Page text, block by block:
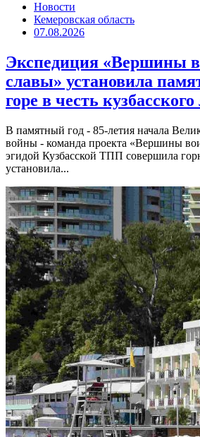
Новости
Кемеровская область
07.08.2026
Экспедиция «Вершины
славы» установила
горе в честь
В памятный год - 85-летия начала
войны - команда проекта «Вершины
эгидой Кузбасской ТПП совершила
установила...